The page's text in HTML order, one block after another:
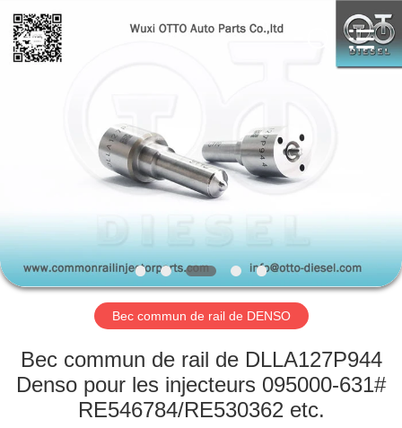
MAISON
À
PROPOS
NOUS
VISITE
Copyright
2023
2025
Bec commun de rail de DENSO
Bec commun de rail de DLLA127P944
Denso pour les injecteurs 095000-631#
RE546784/RE530362 etc.